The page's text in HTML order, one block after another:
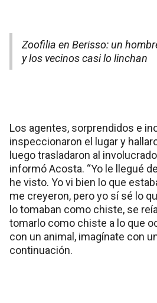
Zoofilia en Berisso: un
y los vecinos casi lo linchan
Los agentes, sorprendidos e
inspeccionaron el lugar y
luego trasladaron al
informó Acosta. “Yo le llegué
he visto. Yo vi bien lo que
me creyeron, pero yo sí sé lo
lo tomaban como chiste, se
tomarlo como chiste a lo que
con un animal, imagínate con
continuación.